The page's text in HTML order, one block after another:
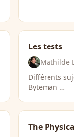
Les tests
Mathilde
Différents
Byteman …
The